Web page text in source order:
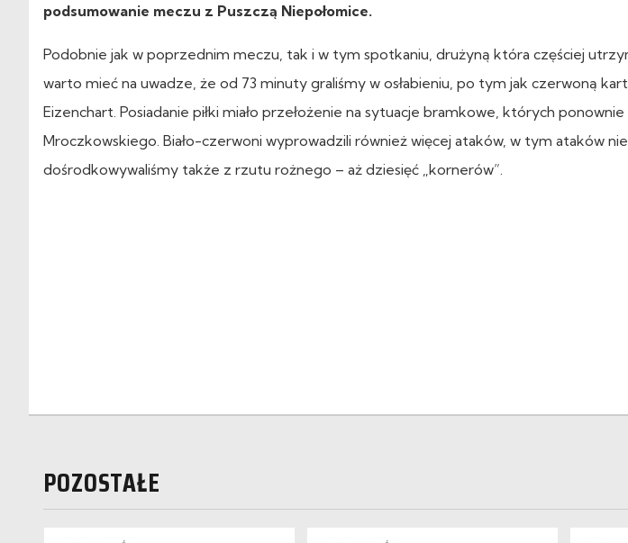
podsumowanie meczu z Puszczą Niepołomice.
Podobnie jak w poprzednim meczu, tak i w tym spotkaniu, drużyną która częściej
warto mieć na uwadze, że od 73 minuty graliśmy w osłabieniu, po tym jak czerwoną
Eizenchart. Posiadanie piłki miało przełożenie na sytuacje bramkowe, których
Mroczkowskiego. Biało-czerwoni wyprowadzili również więcej ataków, w tym ataków
dośrodkowywaliśmy także z rzutu rożnego – aż dziesięć „kornerów”.
POZOSTAŁE